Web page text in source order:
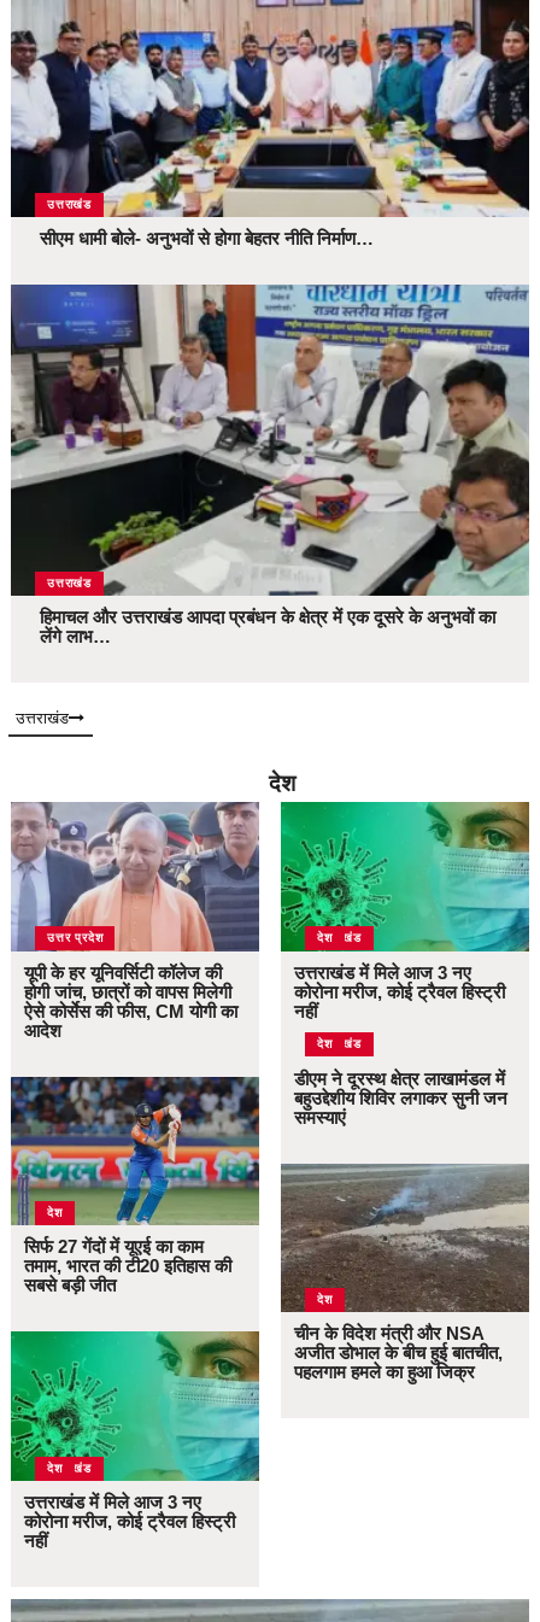
उत्तराखंड
सीएम धामी बोले- अनुभवों से होगा बेहतर नीति निर्माण…
उत्तराखंड
हिमाचल और उत्तराखंड आपदा प्रबंधन के क्षेत्र में एक दूसरे के अनुभवों का
लेंगे लाभ…
उत्तराखंड
देश
उत्तर प्रदेश
यूपी के हर यूनिवर्सिटी कॉलेज की
होगी जांच, छात्रों को वापस मिलेगी
ऐसे कोर्सेस की फीस, CM योगी का
आदेश
देश
सिर्फ 27 गेंदों में यूएई का काम
तमाम, भारत की टी20 इतिहास की
सबसे बड़ी जीत
उत्तराखंड
देश
उत्तराखंड में मिले आज 3 नए
कोरोना मरीज, कोई ट्रैवल हिस्ट्री
नहीं
उत्तराखंड
देश
उत्तराखंड में मिले आज 3 नए
कोरोना मरीज, कोई ट्रैवल हिस्ट्री
नहीं
उत्तराखंड
देश
डीएम ने दूरस्थ क्षेत्र लाखामंडल में
बहुउद्देशीय शिविर लगाकर सुनी जन
समस्याएं
देश
चीन के विदेश मंत्री और NSA
अजीत डोभाल के बीच हुई बातचीत,
पहलगाम हमले का हुआ जिक्र